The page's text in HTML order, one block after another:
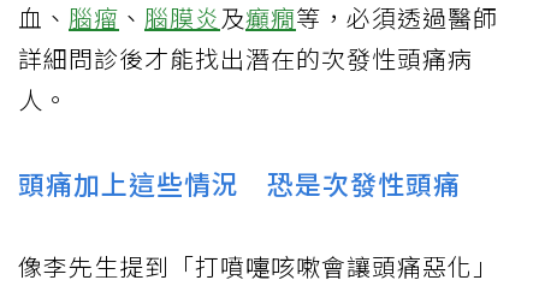
血、 腦瘤 、 腦膜炎及癲癇等，必須透過醫師
詳細問診後才能找出潛在的次發性頭痛病
人。
頭痛加上這些情況 恐是次發性頭痛
像李先生提到「打噴嚏咳嗽會讓頭痛惡化」